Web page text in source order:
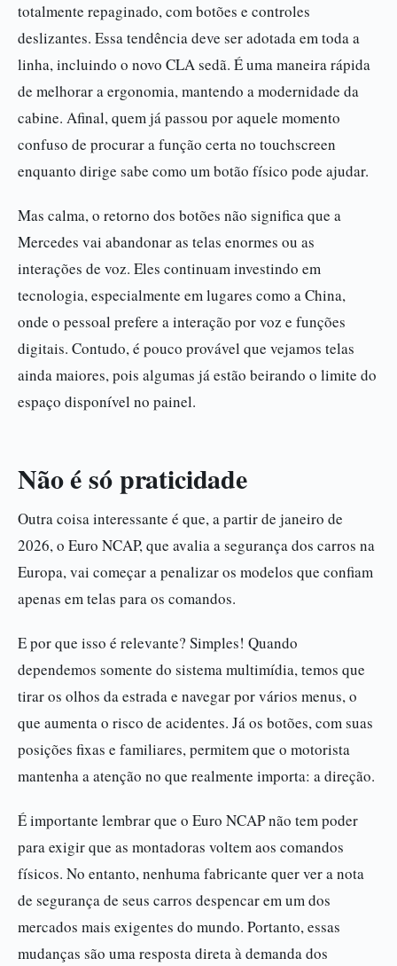
totalmente repaginado, com botões e controles
deslizantes. Essa tendência deve ser adotada em toda a
linha, incluindo o novo CLA sedã. É uma maneira rápida
de melhorar a ergonomia, mantendo a modernidade da
cabine. Afinal, quem já passou por aquele momento
confuso de procurar a função certa no touchscreen
enquanto dirige sabe como um botão físico pode ajudar.
Mas calma, o retorno dos botões não significa que a
Mercedes vai abandonar as telas enormes ou as
interações de voz. Eles continuam investindo em
tecnologia, especialmente em lugares como a China,
onde o pessoal prefere a interação por voz e funções
digitais. Contudo, é pouco provável que vejamos telas
ainda maiores, pois algumas já estão beirando o limite do
espaço disponível no painel.
Não é só praticidade
Outra coisa interessante é que, a partir de janeiro de
2026, o Euro NCAP, que avalia a segurança dos carros na
Europa, vai começar a penalizar os modelos que confiam
apenas em telas para os comandos.
E por que isso é relevante? Simples! Quando
dependemos somente do sistema multimídia, temos que
tirar os olhos da estrada e navegar por vários menus, o
que aumenta o risco de acidentes. Já os botões, com suas
posições fixas e familiares, permitem que o motorista
mantenha a atenção no que realmente importa: a direção.
É importante lembrar que o Euro NCAP não tem poder
para exigir que as montadoras voltem aos comandos
físicos. No entanto, nenhuma fabricante quer ver a nota
de segurança de seus carros despencar em um dos
mercados mais exigentes do mundo. Portanto, essas
mudanças são uma resposta direta à demanda dos